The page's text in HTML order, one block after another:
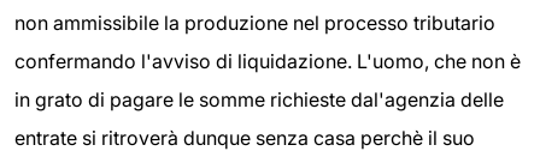
non ammissibile la produzione nel processo tributario
confermando l'avviso di liquidazione. L'uomo, che non è
in grato di pagare le somme richieste dal'agenzia delle
entrate si ritroverà dunque senza casa perchè il suo